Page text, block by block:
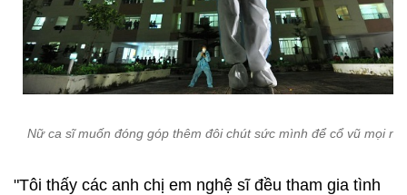
Nữ ca sĩ muốn đóng góp thêm đôi chút sức mình để cổ vũ mọi
"Tôi thấy các anh chị em nghệ sĩ đều tham gia tình